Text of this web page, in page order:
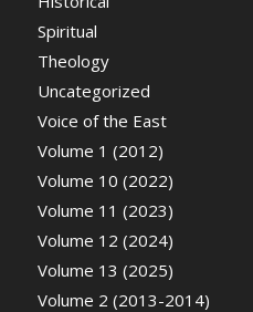
Spiritual
Theology
Uncategorized
Voice of the East
Volume 1 (2012)
Volume 10 (2022)
Volume 11 (2023)
Volume 12 (2024)
Volume 13 (2025)
Volume 2 (2013-2014)